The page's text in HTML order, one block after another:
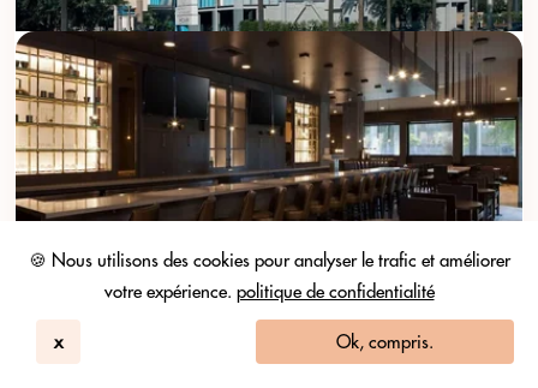
🍪 Nous utilisons des cookies pour analyser le trafic et améliorer
votre expérience. politique de confidentialité
x
Ok, compris.
Homewood Suites By Hilton LAX Airport